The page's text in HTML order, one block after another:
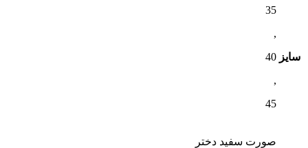
سایز
35
,
40
,
45
صورت سفید دختر